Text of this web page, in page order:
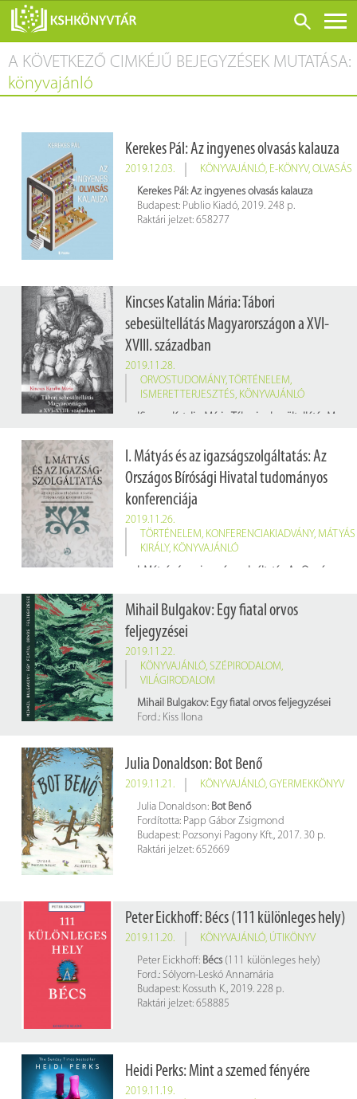
ONLINE KATALÓGUS
RÓLUNK
SZOLGÁLTATÁSOK
KONFERENCIÁK
ADATBÁZISOK
BLOG
A KÖVETKEZŐ CIMKÉJŰ BEJEGYZÉSEK MUTATÁSA:
könyvajánló
Kerekes Pál: Az ingyenes olvasás kalauza
2019.12.03. KÖNYVAJÁNLÓ, E-KÖNYV, OLVASÁS
Kerekes Pál: Az ingyenes olvasás kalauza
Budapest: Publio Kiadó, 2019. 248 p.
Raktári jelzet: 658277
Kincses Katalin Mária: Tábori
sebesültellátás Magyarországon a XVI-
XVIII. században
2019.11.28.
ORVOSTUDOMÁNY, TÖRTÉNELEM,
ISMERETTERJESZTÉS, KÖNYVAJÁNLÓ
I. Mátyás és az igazságszolgáltatás: Az
Országos Bírósági Hivatal tudományos
konferenciája
2019.11.26.
TÖRTÉNELEM, KONFERENCIAKIADVÁNY, MÁTYÁS
KIRÁLY, KÖNYVAJÁNLÓ
Raktári jelzet: 857941
Mihail Bulgakov: Egy fiatal orvos
feljegyzései
2019.11.22.
KÖNYVAJÁNLÓ, SZÉPIRODALOM,
VILÁGIRODALOM
Mihail Bulgakov: Egy fiatal orvos feljegyzései
Ford.: Kiss Ilona
Julia Donaldson: Bot Benő
2019.11.21. KÖNYVAJÁNLÓ, GYERMEKKÖNYV
Julia Donaldson: Bot Benő
Fordította: Papp Gábor Zsigmond
Budapest: Pozsonyi Pagony Kft., 2017. 30 p.
Raktári jelzet: 652669
Peter Eickhoff: Bécs (111 különleges hely)
2019.11.20. KÖNYVAJÁNLÓ, ÚTIKÖNYV
Peter Eickhoff: Bécs(111 különleges hely)
Ford.: Sólyom-Leskó Annamária
Budapest: Kossuth K., 2019. 228 p.
Raktári jelzet: 658885
Heidi Perks: Mint a szemed fényére
2019.11.19.